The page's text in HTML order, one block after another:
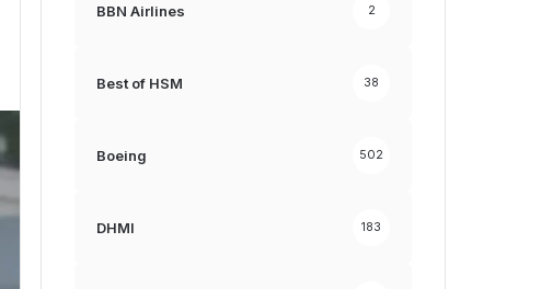
BBN Airlines 2
Best of HSM 38
Boeing 502
DHMI 183